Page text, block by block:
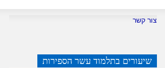
צור קשר
שיעורים בתלמוד עשר הספירות